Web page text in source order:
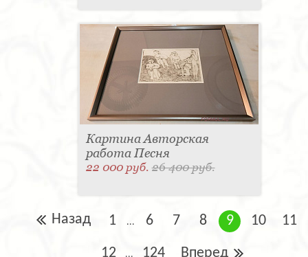
Картина Авторская
работа Песня
22 000 руб.26 400 руб.
Назад 1 ... 6 7 8 9 10 11
12 ... 124 Вперед